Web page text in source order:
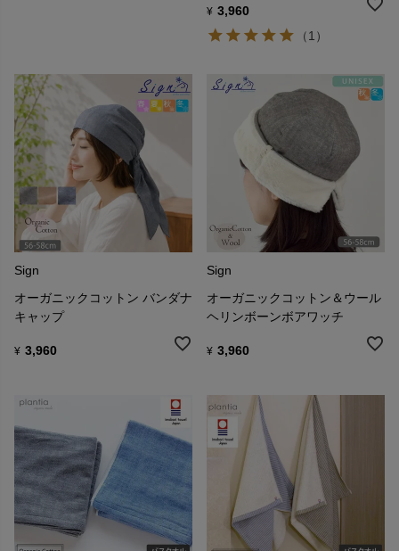
¥ 3,960
（1）
Sign
オーガニックコットン バンダナ
キャップ
¥ 3,960
Sign
オーガニックコットン＆ウール
ヘリンボーンボアワッチ
¥ 3,960